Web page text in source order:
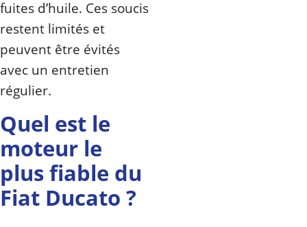
fuites d’huile. Ces soucis
restent limités et
peuvent être évités
avec un entretien
régulier.
Quel est le
moteur le
plus fiable du
Fiat Ducato ?